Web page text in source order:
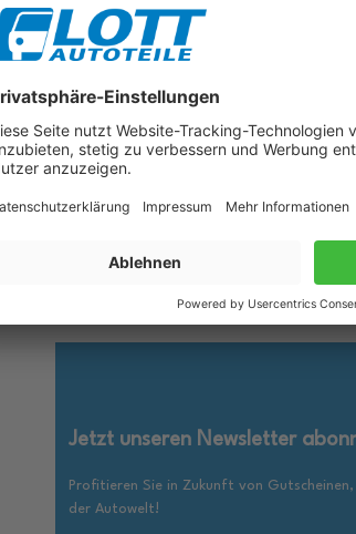
4L Aral BlueTronic II 10W-40 Motoröl
501.01 MB 229.3
Merkzettel
25,89 €
Jetzt unseren Newsletter
Profitieren Sie in Zukunft von
der Autowelt!